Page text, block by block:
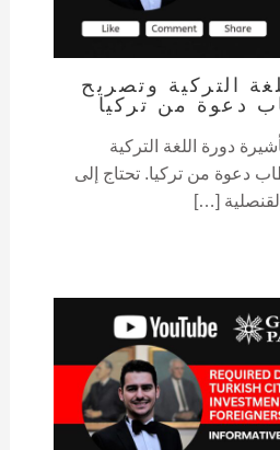
التركية وتصريح
دعوة من تركيا
دورة اللغة التركية
دعوة من تركيا. تحتاج إلى
[…]